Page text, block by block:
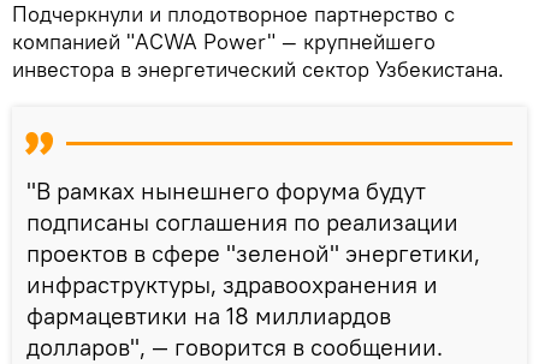
Подчеркнули и плодотворное партнерство с
компанией "ACWA Power" — крупнейшего
инвестора в энергетический сектор Узбекистана.
"В рамках нынешнего форума будут
подписаны соглашения по реализации
проектов в сфере "зеленой" энергетики,
инфраструктуры, здравоохранения и
фармацевтики на 18 миллиардов
долларов", — говорится в сообщении.